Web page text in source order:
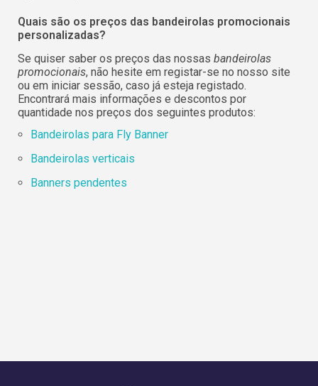
Quais são os preços das bandeirolas promocionais
personalizadas?
Se quiser saber os preços das nossas bandeirolas
promocionais, não hesite em registar-se no nosso site
ou em iniciar sessão, caso já esteja registado.
Encontrará mais informações e descontos por
quantidade nos preços dos seguintes produtos:
Bandeirolas para Fly Banner
Bandeirolas verticais
Banners pendentes